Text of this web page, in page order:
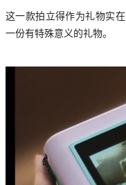
这一款拍立得作为礼物实
一份有特殊意义的礼物。